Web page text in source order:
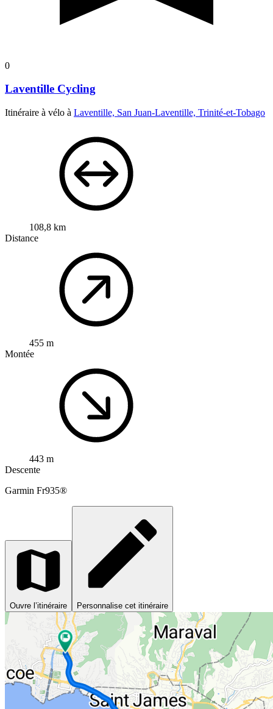
0
Laventille Cycling
Itinéraire à vélo à Laventille, San Juan-Laventille, Trinité-et-Tobago
108,8 km
Distance
455 m
Montée
443 m
Descente
Garmin Fr935®
Ouvre l’itinéraire Personnalise cet itinéraire